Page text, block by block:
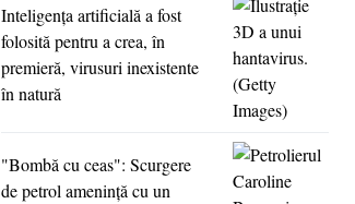
Inteligenţa artificială a fost
folosită pentru a crea, în
premieră, virusuri inexistente
în natură
"Bombă cu ceas": Scurgere
de petrol ameninţă cu un